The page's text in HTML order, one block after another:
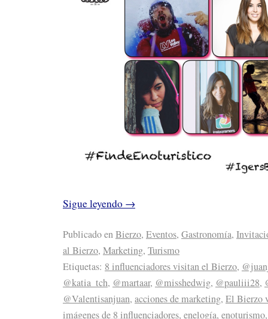
Sigue leyendo →
Publicado enBierzo, Eventos, Gastronomía,
al Bierzo, Marketing, Turismo
Etiquetas: 8 influenciadores visitan el Bierzo,
@katia_tch, @martaar, @misshedwig, @pauliii28,
@Valentisanjuan, acciones de marketing, El Bierzo
imágenes de 8 influenciadores, enelogía, enoturismo